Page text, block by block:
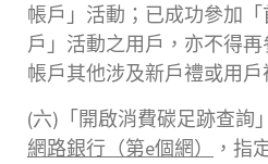
帳戶」活動；已成功參加「
戶」活動之用戶，亦不得
帳戶其他涉及新戶禮或用戶
(六)「開啟消費碳足跡查詢」
網路銀行（第e個網）
，指